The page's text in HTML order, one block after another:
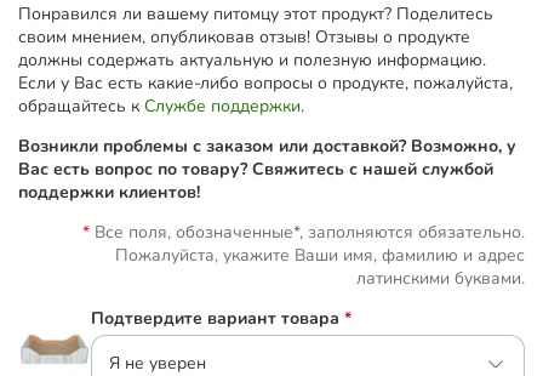
Понравился ли вашему питомцу этот продукт? Поделитесь
своим мнением, опубликовав отзыв! Отзывы о продукте
должны содержать актуальную и полезную информацию.
Если у Вас есть какие-либо вопросы о продукте, пожалуйста,
обращайтесь к Службе поддержки.
Возникли проблемы с заказом или доставкой? Возможно, у
Вас есть вопрос по товару? Свяжитесь с нашей службой
поддержки клиентов!
Все поля, обозначенные*, заполняются обязательно.
Пожалуйста, укажите Ваши имя, фамилию и адрес
латинскими буквами.
Подтвердите вариант товара *
Я не уверен